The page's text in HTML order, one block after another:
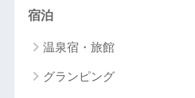
宿泊
温泉宿・旅館
グランピング